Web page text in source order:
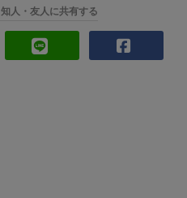
知人・友人に共有する